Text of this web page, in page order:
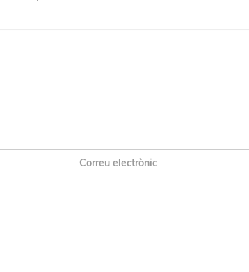
Correu electrònic